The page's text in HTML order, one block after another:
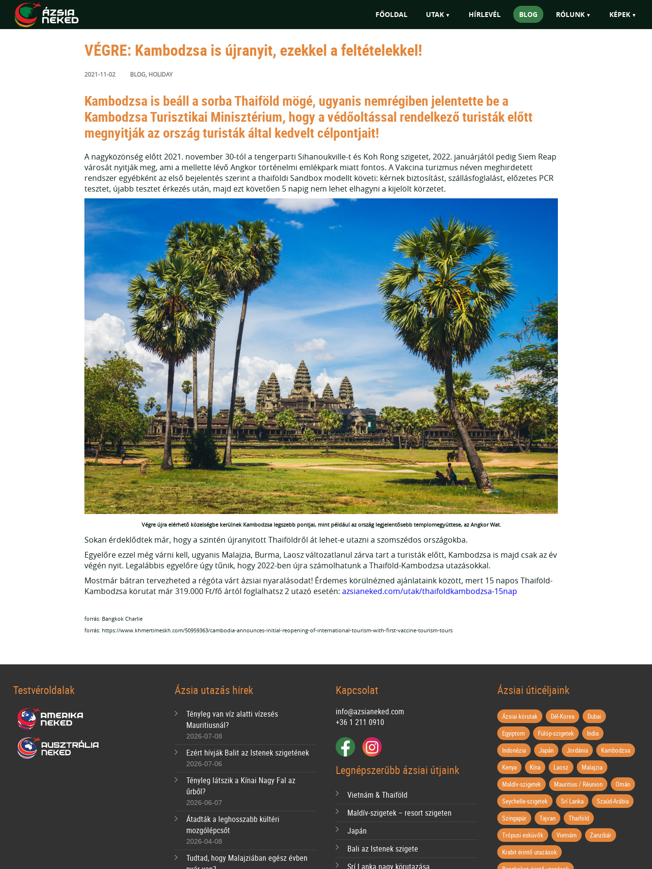
FŐOLDAL UTAK HÍRLEVÉL BLOG RÓLUNK KÉPEK
"Az utakat tudjuk európai átszállással is szervezni!"
VÉGRE: Kambodzsa is újranyit, ezekkel a feltételekkel!
BLOG, HOLIDAY
2021-11-02
Kambodzsa is beáll a sorba Thaiföld mögé, ugyanis nemrégiben jelentette be a
Kambodzsa Turisztikai Minisztérium, hogy a védőoltással rendelkező turisták előtt
megnyitják az ország turisták által kedvelt célpontjait!
A nagyközönség előtt 2021. november 30-tól a tengerparti Sihanoukville-t és Koh Rong szigetet, 2022. januárjától pedig Siem Reap
városát nyitják meg, ami a mellette lévő Angkor történelmi emlékpark miatt fontos. A Vakcina turizmus néven meghirdetett
rendszer egyébként az első bejelentés szerint a thaiföldi Sandbox modellt követi: kérnek biztosítást, szállásfoglalást, előzetes PCR
tesztet, újabb tesztet érkezés után, majd ezt követően 5 napig nem lehet elhagyni a kijelölt körzetet.
Végre újra elérhető közelségbe kerülnek Kambodzsa legszebb pontjai, mint például az ország legjelentősebb templomegyüttese, az Angkor Wat.
Sokan érdeklődtek már, hogy a szintén újranyitott Thaiföldről át lehet-e utazni a szomszédos országokba.
Egyelőre ezzel még várni kell, ugyanis Malajzia, Burma, Laosz változatlanul zárva tart a turisták előtt, Kambodzsa is majd csak az év
végén nyit. Legalábbis egyelőre úgy tűnik, hogy 2022-ben újra számolhatunk a Thaiföld-Kambodzsa utazásokkal.
Mostmár bátran tervezheted a régóta várt ázsiai nyaralásodat! Érdemes körülnézned ajánlataink között, mert 15 napos Thaiföld-
Kambodzsa körutat már 319.000 Ft/fő ártól foglalhatsz 2 utazó esetén: azsianeked.com/utak/thaifoldkambodzsa-15nap
forrás: Bangkok Charlie
forrás: https://www.khmertimeskh.com/50959363/cambodia-announces-initial-reopening-of-international-tourism-with-first-vaccine-tourism-tours
Testvéroldalak Ázsia utazás hírek
Tényleg van víz alatti vízesés
Mauritiusnál?
2026-07-08
Ezért hívják Balit az Istenek szigetének
2026-07-06
Tényleg látszik a Kínai Nagy Fal az
űrből?
2026-06-07
Átadták a leghosszabb kültéri
mozgólépcsőt
2026-04-08
Tudtad, hogy Malajziában egész évben
Kapcsolat
info@azsianeked.com
+36 1 211 0910
Legnépszerűbb ázsiai útjaink
Vietnám & Thaiföld
Maldív-szigetek – resort szigeten
Japán
Bali az Istenek szigete
Srí Lanka nagy körutazása
Ázsiai úticéljaink
Ázsiai körutak Dél-Korea
Dubai
Egyiptom
Fülöp-szigetek
India
Indonézia
Japán Jordánia
Kambodzsa
Kenya
Kína Laosz
Malajzia
Maldív-szigetek
Mauritius / Réunion
Omán
Seychelle-szigetek
Srí Lanka
Szaúd-Arábia
Szingapúr
Tajvan
Thaiföld
Trópusi esküvők
Vietnám
Zanzibár
Krabit érintő utazások